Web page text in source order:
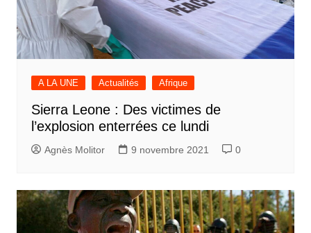
A LA UNE Actualités Afrique
Sierra Leone : Des victimes de
l’explosion enterrées ce lundi
Agnès Molitor 9 novembre 2021 0